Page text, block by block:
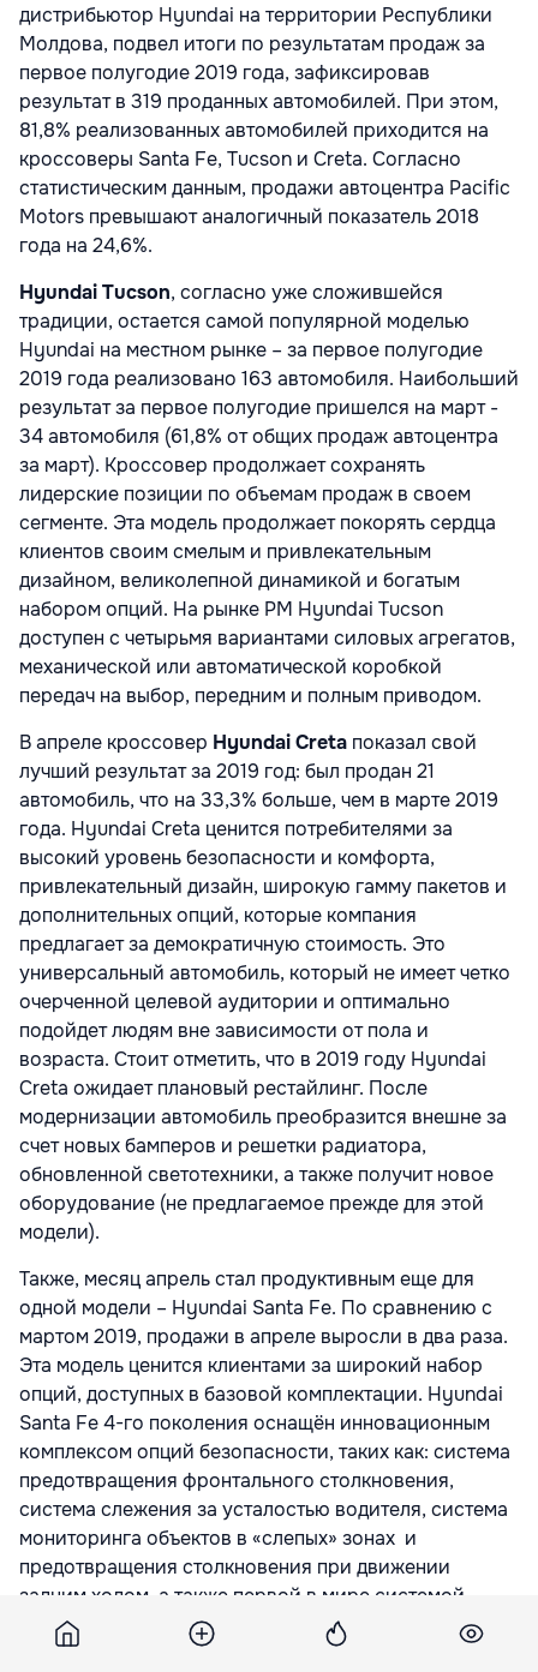
дистрибьютор Hyundai на территории Республики
Молдова, подвел итоги по результатам продаж за
первое полугодие 2019 года, зафиксировав
результат в 319 проданных автомобилей. При этом,
81,8% реализованных автомобилей приходится на
кроссоверы Santa Fe, Tucson и Creta. Согласно
статистическим данным, продажи автоцентра Pacific
Motors превышают аналогичный показатель 2018
года на 24,6%.
Hyundai Tucson, согласно уже сложившейся
традиции, остается самой популярной моделью
Hyundai на местном рынке – за первое полугодие
2019 года реализовано 163 автомобиля. Наибольший
результат за первое полугодие пришелся на март -
34 автомобиля (61,8% от общих продаж автоцентра
за март). Кроссовер продолжает сохранять
лидерские позиции по объемам продаж в своем
сегменте. Эта модель продолжает покорять сердца
клиентов своим смелым и привлекательным
дизайном, великолепной динамикой и богатым
набором опций. На рынке РМ Hyundai Tucson
доступен с четырьмя вариантами силовых агрегатов,
механической или автоматической коробкой
передач на выбор, передним и полным приводом.
В апреле кроссовер Hyundai Creta показал свой
лучший результат за 2019 год: был продан 21
автомобиль, что на 33,3% больше, чем в марте 2019
года. Hyundai Creta ценится потребителями за
высокий уровень безопасности и комфорта,
привлекательный дизайн, широкую гамму пакетов и
дополнительных опций, которые компания
предлагает за демократичную стоимость. Это
универсальный автомобиль, который не имеет четко
очерченной целевой аудитории и оптимально
подойдет людям вне зависимости от пола и
возраста. Стоит отметить, что в 2019 году Hyundai
Creta ожидает плановый рестайлинг. После
модернизации автомобиль преобразится внешне за
счет новых бамперов и решетки радиатора,
обновленной светотехники, а также получит новое
оборудование (не предлагаемое прежде для этой
модели).
Также, месяц апрель стал продуктивным еще для
одной модели – Hyundai Santa Fe. По сравнению с
мартом 2019, продажи в апреле выросли в два раза.
Эта модель ценится клиентами за широкий набор
опций, доступных в базовой комплектации. Hyundai
Santa Fe 4-го поколения оснащён инновационным
комплексом опций безопасности, таких как: система
предотвращения фронтального столкновения,
система слежения за усталостью водителя, система
мониторинга объектов в «слепых» зонах и
предотвращения столкновения при движении
задним ходом, а также первой в мире системой
распознавания присутствия задних пассажиров и
системой безопасного выхода, которая временно